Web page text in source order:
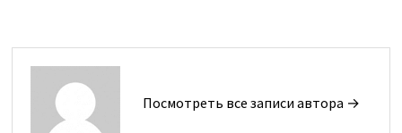
Посмотреть все записи автора →